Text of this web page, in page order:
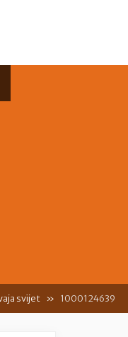
svijet 1000124639